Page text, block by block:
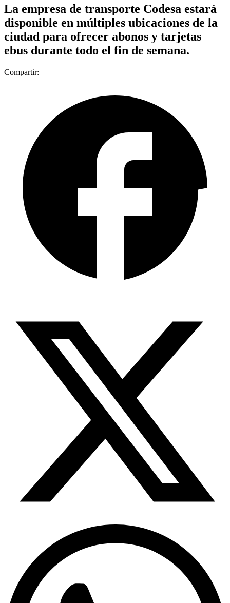
La empresa de transporte Codesa estará
disponible en múltiples ubicaciones de la
ciudad para ofrecer abonos y tarjetas
ebus durante todo el fin de semana.
Compartir: